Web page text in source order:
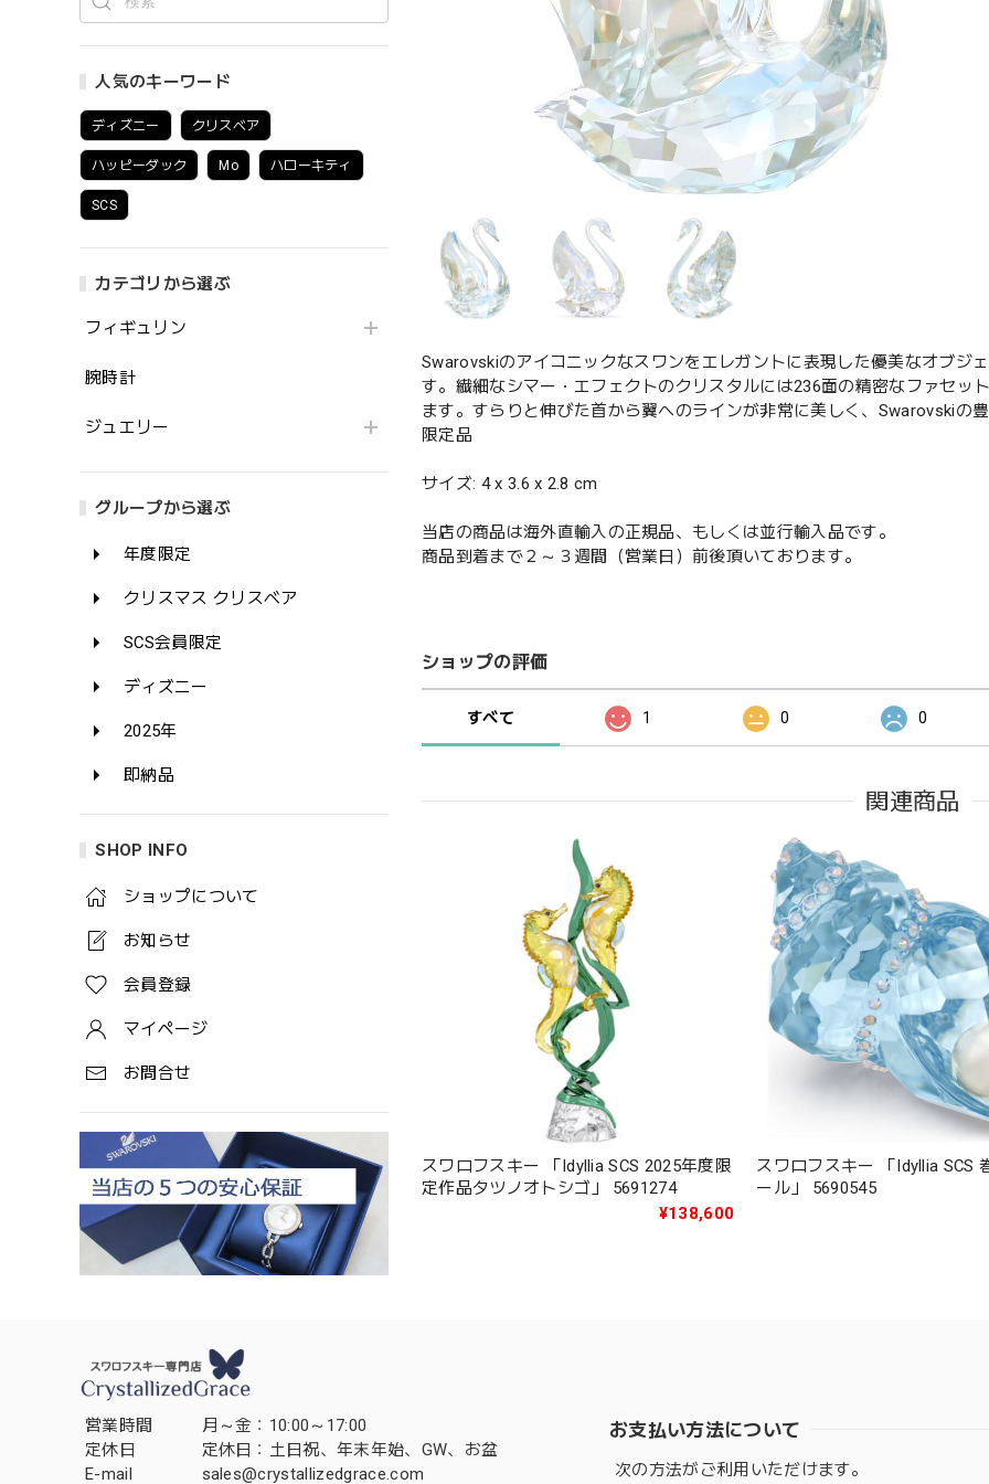
人気のキーワード
ディズニー クリスベア
ハッピーダック Mo ハローキティ
SCS
カテゴリから選ぶ
フィギュリン
腕時計
ジュエリー
グループから選ぶ
年度限定
クリスマス クリスベア
SCS会員限定
ディズニー
2025年
即納品
SHOP INFO
ショップについて
お知らせ
会員登録
マイページ
お問合せ
Swarovskiのアイコニックなスワンをエレガントに表現した優美なオブジ
す。繊細なシマー・エフェクトのクリスタルには236面の精密なファセッ
ます。すらりと伸びた首から翼へのラインが非常に美しく、Swarovski
限定品
サイズ: 4 x 3.6 x 2.8 cm
当店の商品は海外直輸入の正規品、もしくは並行輸入品です。
商品到着まで２～３週間（営業日）前後頂いております。
ショップの評価
すべて 1 0 0
関連商品
スワロフスキー 「Idyllia SCS 2025年度限
定作品タツノオトシゴ」 5691274
¥138,600
スワロフスキー 「Idyllia SCS
ール」 5690545
営業時間
月～金：10:00～17:00
定休日
定休日：土日祝、年末年始、GW、お盆
E-mail
sales@crystallizedgrace.com
お支払い方法について
次の方法がご利用いただけます。